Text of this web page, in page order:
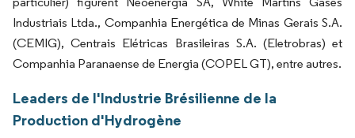
Industriais Ltda., Companhia Energética de Minas Gerais S.A.
(CEMIG), Centrais Elétricas Brasileiras S.A. (Eletrobras) et
Companhia Paranaense de Energia (COPEL GT), entre autres.
Leaders de l'Industrie Brésilienne de la
Production d'Hydrogène